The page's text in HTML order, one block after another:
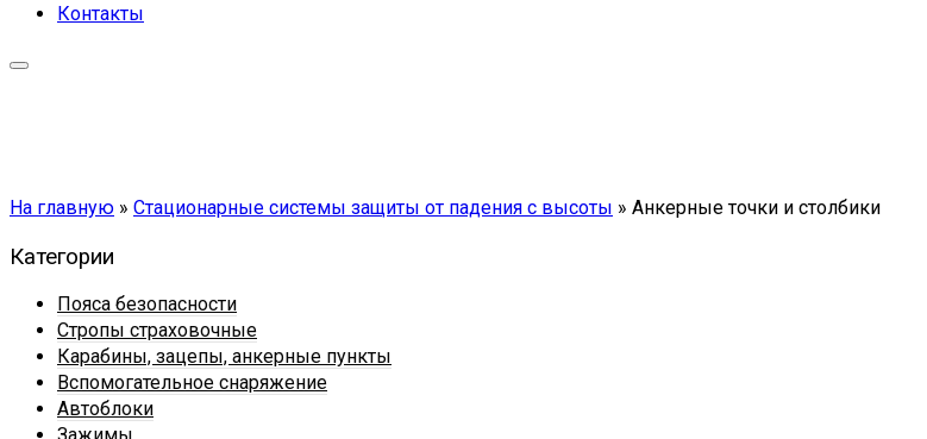
Контакты
На главную » Стационарные системы защиты от падения с высоты » Анкерные точки и столбики
Категории
Пояса безопасности
Стропы страховочные
Карабины, зацепы, анкерные пункты
Вспомогательное снаряжение
Автоблоки